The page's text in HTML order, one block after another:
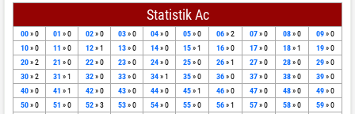
Statistik Ac
00» 0 01 » 0 02» 0 03» 0 04» 0 05» 0 06» 2 07» 0 08» 0 09» 0
10» 0 11 » 0 12» 1 13» 0 14» 0 15» 1 16» 0 17» 0 18» 1 19» 0
20» 2 21 » 0 22» 0 23» 0 24» 0 25» 0 26» 1 27» 0 28» 0 29» 0
30» 2 31 » 1 32» 0 33» 0 34» 1 35» 0 36» 0 37» 0 38» 0 39» 0
40» 0 41 » 1 42» 0 43» 0 44» 0 45» 1 46» 0 47» 0 48» 0 49» 0
50» 0 51 » 0 52» 3 53» 0 54» 0 55» 0 56» 1 57» 0 58» 0 59» 0